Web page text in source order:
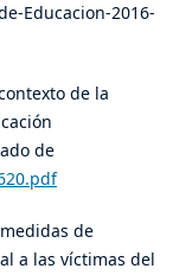
Educacion-2016-
de la
de
de
a las víctimas del